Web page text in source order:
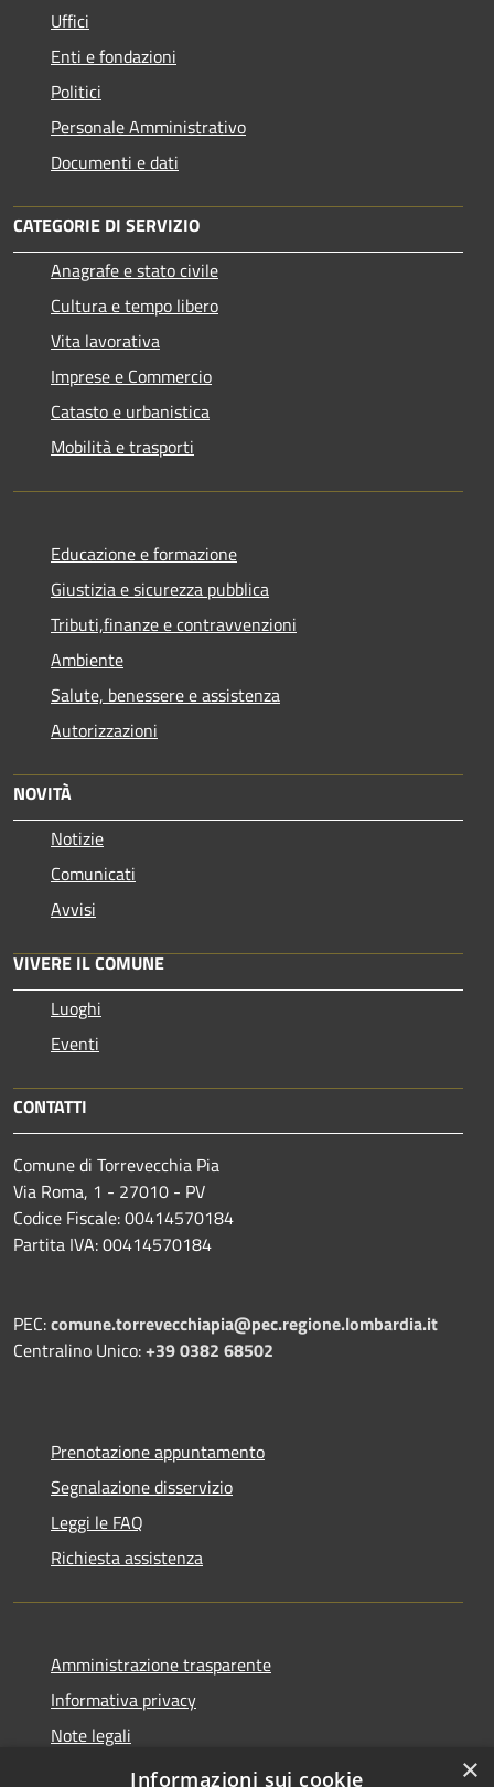
Uffici
Enti e fondazioni
Politici
Personale Amministrativo
Documenti e dati
CATEGORIE DI SERVIZIO
Anagrafe e stato civile
Cultura e tempo libero
Vita lavorativa
Imprese e Commercio
Catasto e urbanistica
Mobilità e trasporti
Educazione e formazione
Giustizia e sicurezza pubblica
Tributi,finanze e contravvenzioni
Ambiente
Salute, benessere e assistenza
Autorizzazioni
NOVITÀ
Notizie
Comunicati
Avvisi
VIVERE IL COMUNE
Luoghi
Eventi
CONTATTI
Comune di Torrevecchia Pia
Via Roma, 1 - 27010 - PV
Codice Fiscale: 00414570184
Partita IVA: 00414570184
PEC:comune.torrevecchiapia@pec.regione.lombardia.it
Centralino Unico:+39 0382 68502
Prenotazione appuntamento
Segnalazione disservizio
Leggi le FAQ
Richiesta assistenza
Amministrazione trasparente
Informativa privacy
Note legali
Dichiarazione di accessibilità
×
Informazioni sui cookie